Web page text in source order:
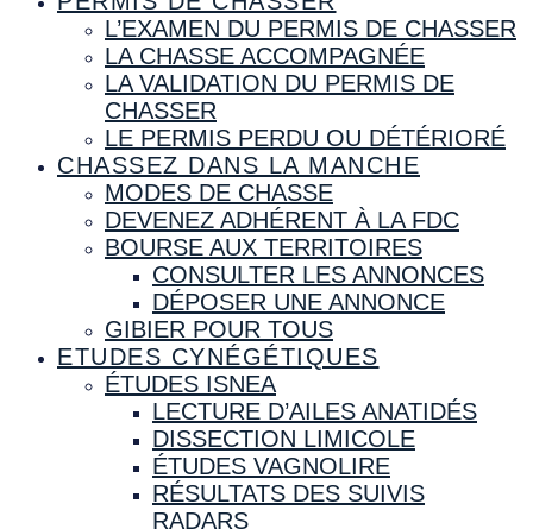
L’EXAMEN DU PERMIS DE CHASSER
LA CHASSE ACCOMPAGNÉE
LA VALIDATION DU PERMIS DE
CHASSER
LE PERMIS PERDU OU DÉTÉRIORÉ
CHASSEZ DANS LA MANCHE
MODES DE CHASSE
DEVENEZ ADHÉRENT À LA FDC
BOURSE AUX TERRITOIRES
CONSULTER LES ANNONCES
DÉPOSER UNE ANNONCE
GIBIER POUR TOUS
ETUDES CYNÉGÉTIQUES
ÉTUDES ISNEA
LECTURE D’AILES ANATIDÉS
DISSECTION LIMICOLE
ÉTUDES VAGNOLIRE
RÉSULTATS DES SUIVIS
RADARS